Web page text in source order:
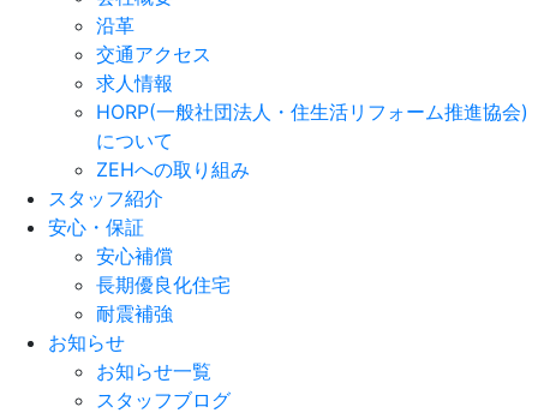
沿革
交通アクセス
求人情報
HORP(一般社団法人・住生活リフォーム推進協会)
について
ZEHへの取り組み
スタッフ紹介
安心・保証
安心補償
長期優良化住宅
耐震補強
お知らせ
お知らせ一覧
スタッフブログ